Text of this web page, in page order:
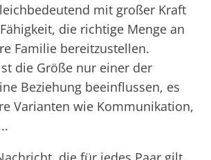
mit großer Kraft
die richtige Menge an
Familie bereitzustellen.
die Größe nur einer der
Beziehung beeinflussen, es
Varianten wie Kommunikation,